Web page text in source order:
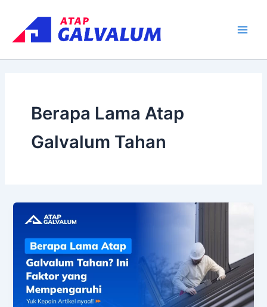
content
Berapa Lama Atap
Galvalum Tahan